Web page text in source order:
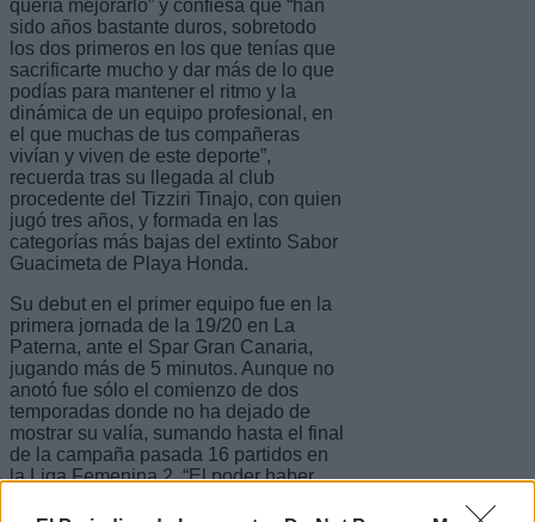
quería mejorarlo” y confiesa que “han
sido años bastante duros, sobretodo
los dos primeros en los que tenías que
sacrificarte mucho y dar más de lo que
podías para mantener el ritmo y la
dinámica de un equipo profesional, en
el que muchas de tus compañeras
vivían y viven de este deporte”,
recuerda tras su llegada al club
procedente del Tizziri Tinajo, con quien
jugó tres años, y formada en las
categorías más bajas del extinto Sabor
Guacimeta de Playa Honda.
Su debut en el primer equipo fue en la
primera jornada de la 19/20 en La
Paterna, ante el Spar Gran Canaria,
jugando más de 5 minutos. Aunque no
anotó fue sólo el comienzo de dos
temporadas donde no ha dejado de
mostrar su valía, sumando hasta el final
de la campaña pasada 16 partidos en
la Liga Femenina 2. “El poder haber